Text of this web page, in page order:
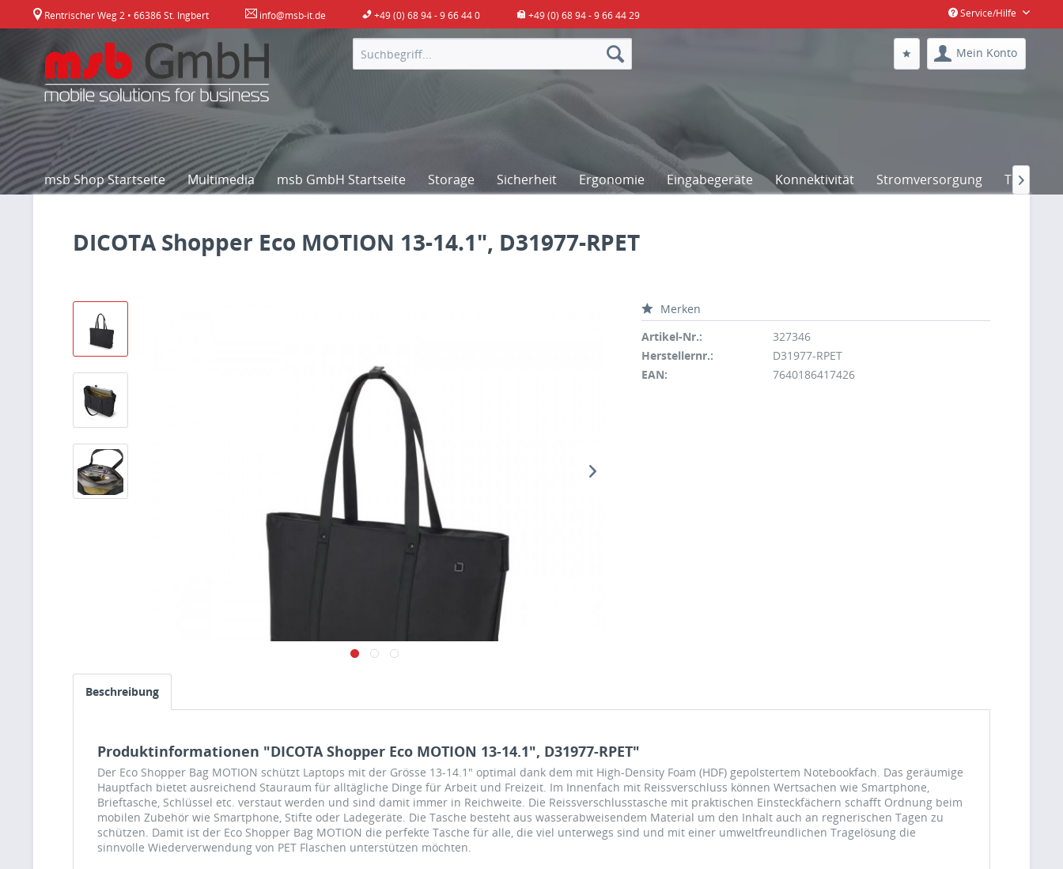
Rentrischer Weg 2 • 66386 St. Ingbert info@msb-it.de +49 (0) 68 94 - 9 66 44 0 +49 (0) 68 94 - 9 66 44 29 Service/Hilfe
Mein Konto
msb Shop Startseite Multimedia msb GmbH Startseite Storage Sicherheit Ergonomie Eingabegeräte Konnektivität Stromversorgung Taschen

DICOTA Shopper Eco MOTION 13-14.1", D31977-RPET
Merken
Artikel-Nr.:
327346
Herstellernr.:
D31977-RPET
EAN:
7640186417426
Beschreibung
Produktinformationen "DICOTA Shopper Eco MOTION 13-14.1", D31977-RPET"
Der Eco Shopper Bag MOTION schützt Laptops mit der Grösse 13-14.1" optimal dank dem mit High-Density Foam (HDF) gepolstertem Notebookfach. Das geräumige
Hauptfach bietet ausreichend Stauraum für alltägliche Dinge für Arbeit und Freizeit. Im Innenfach mit Reissverschluss können Wertsachen wie Smartphone,
Brieftasche, Schlüssel etc. verstaut werden und sind damit immer in Reichweite. Die Reissverschlusstasche mit praktischen Einsteckfächern schafft Ordnung beim
mobilen Zubehör wie Smartphone, Stifte oder Ladegeräte. Die Tasche besteht aus wasserabweisendem Material um den Inhalt auch an regnerischen Tagen zu
schützen. Damit ist der Eco Shopper Bag MOTION die perfekte Tasche für alle, die viel unterwegs sind und mit einer umweltfreundlichen Tragelösung die
sinnvolle Wiederverwendung von PET Flaschen unterstützen möchten.